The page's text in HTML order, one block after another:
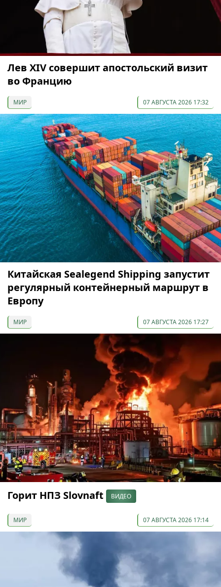
Лев XIV совершит апостольский визит
во Францию
МИР 07 АВГУСТА 2026 17:32
Китайская Sealegend Shipping запустит
регулярный контейнерный маршрут в
Европу
МИР 07 АВГУСТА 2026 17:27
Горит НПЗ Slovnaft ВИДЕО
МИР 07 АВГУСТА 2026 17:14